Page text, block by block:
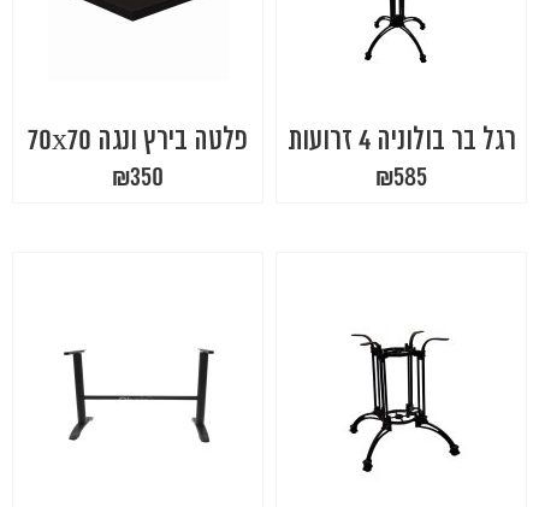
רגל בר בולוניה 4 זרועות
₪585
פלטה בירץ ונגה 70x70
₪350